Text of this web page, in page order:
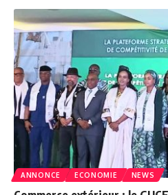
ANNONCE ECONOMIE NEWS